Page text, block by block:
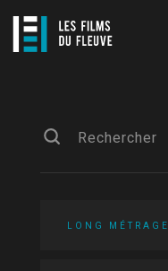
LONG MÉTRAGE